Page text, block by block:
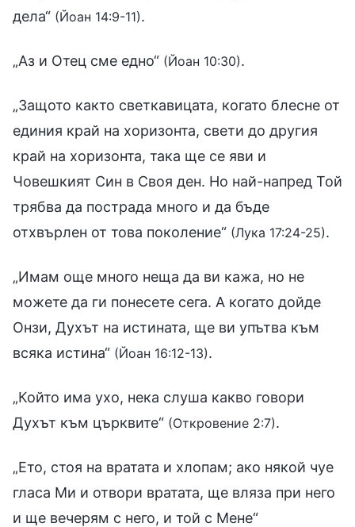
дела“ (Йоан 14:9-11).
„Аз и Отец сме едно“ (Йоан 10:30).
„Защото както светкавицата, когато блесне от
единия край на хоризонта, свети до другия
край на хоризонта, така ще се яви и
Човешкият Син в Своя ден. Но най-напред Той
трябва да пострада много и да бъде
отхвърлен от това поколение“ (Лука 17:24-25).
„Имам още много неща да ви кажа, но не
можете да ги понесете сега. А когато дойде
Онзи, Духът на истината, ще ви упътва към
всяка истина“ (Йоан 16:12-13).
„Който има ухо, нека слуша какво говори
Духът към църквите“ (Откровение 2:7).
„Ето, стоя на вратата и хлопам; ако някой чуе
гласа Ми и отвори вратата, ще вляза при него
и ще вечерям с него, и той с Мене“